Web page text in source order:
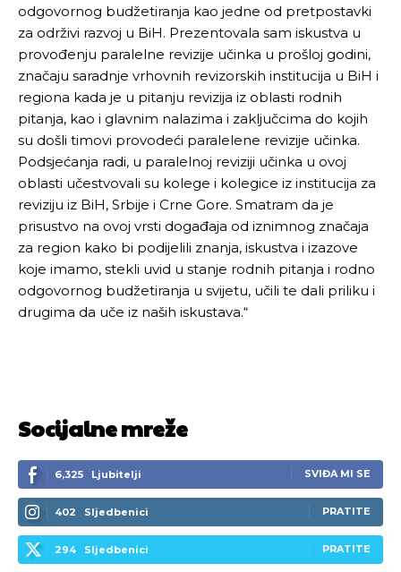
odgovornog budžetiranja kao jedne od pretpostavki
za održivi razvoj u BiH. Prezentovala sam iskustva u
provođenju paralelne revizije učinka u prošloj godini,
značaju saradnje vrhovnih revizorskih institucija u BiH i
regiona kada je u pitanju revizija iz oblasti rodnih
pitanja, kao i glavnim nalazima i zaključcima do kojih
su došli timovi provodeći paralelene revizije učinka.
Podsjećanja radi, u paralelnoj reviziji učinka u ovoj
oblasti učestvovali su kolege i kolegice iz institucija za
reviziju iz BiH, Srbije i Crne Gore. Smatram da je
prisustvo na ovoj vrsti događaja od iznimnog značaja
za region kako bi podijelili znanja, iskustva i izazove
koje imamo, stekli uvid u stanje rodnih pitanja i rodno
odgovornog budžetiranja u svijetu, učili te dali priliku i
drugima da uče iz naših iskustava.“
Socijalne mreže
6,325 Ljubitelji SVIĐA MI SE
402 Sljedbenici PRATITE
294 Sljedbenici PRATITE